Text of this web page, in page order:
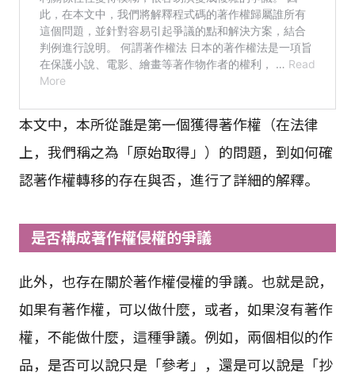
本文中，本所從誰是第一個獲得著作權（在法律
上，我們稱之為「原始取得」）的問題，到如何確
認著作權轉移的存在與否，進行了詳細的解釋。
是否構成著作權侵權的爭議
此外，也存在關於著作權侵權的爭議。也就是說，
如果有著作權，可以做什麼，或者，如果沒有著作
權，不能做什麼，這種爭議。例如，兩個相似的作
品，是否可以說只是「參考」，還是可以說是「抄